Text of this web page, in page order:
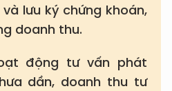
lưu ký chứng khoán,
doanh thu.
động tư vấn phát
dần, doanh thu tư